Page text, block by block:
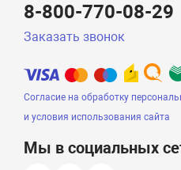
8-800-770-08-29
Заказать звонок
Согласие на обработку
и условия использования сайта
Мы в социальных